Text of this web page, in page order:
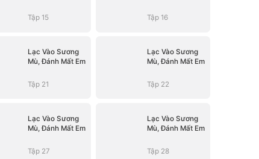
Tập 15 Tập 16
Lạc Vào Sương
Mù, Đánh Mất Em
Tập 21
Lạc Vào Sương
Mù, Đánh Mất Em
Tập 22
Lạc Vào Sương
Mù, Đánh Mất Em
Tập 27
Lạc Vào Sương
Mù, Đánh Mất Em
Tập 28